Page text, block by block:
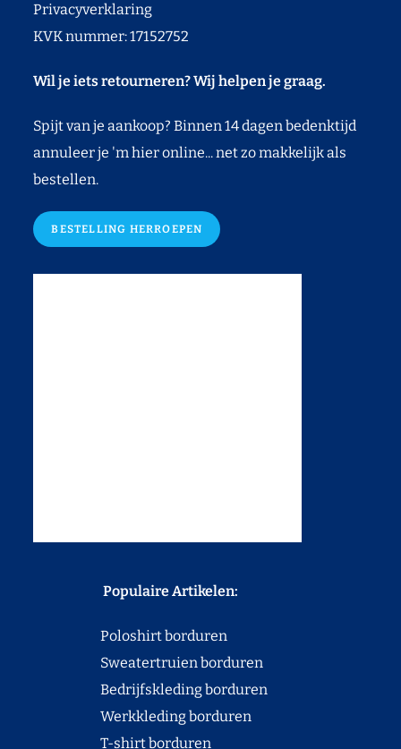
Privacyverklaring
KVK nummer: 17152752
Wil je iets retourneren? Wij helpen je graag.
Spijt van je aankoop? Binnen 14 dagen bedenktijd
annuleer je 'm hier online... net zo makkelijk als
bestellen.
BESTELLING HERROEPEN
Populaire Artikelen:
Poloshirt borduren
Sweatertruien borduren
Bedrijfskleding borduren
Werkkleding borduren
T-shirt borduren